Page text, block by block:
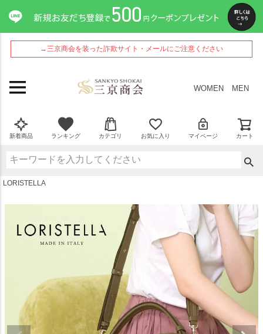
→三京商会を装った詐欺サイト・メールにご注意ください
WOMEN MEN
新着商品 ランキング カテゴリ お気に入り マイページ カート
LORISTELLA
ペー
ジト
ップ
へ